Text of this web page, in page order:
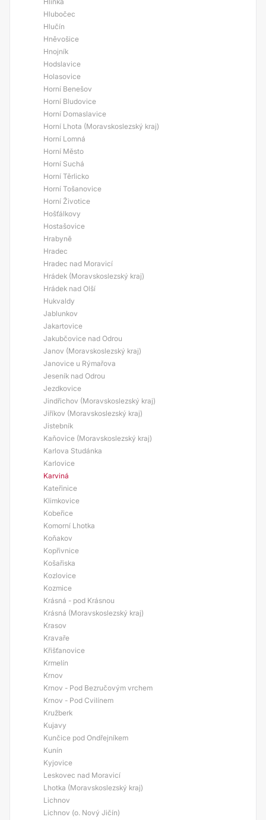
Hlubočec
Hlučín
Hněvošice
Hnojník
Hodslavice
Holasovice
Horní Benešov
Horní Bludovice
Horní Domaslavice
Horní Lhota (Moravskoslezský kraj)
Horní Lomná
Horní Město
Horní Suchá
Horní Těrlicko
Horní Tošanovice
Horní Životice
Hošťálkovy
Hostašovice
Hrabyně
Hradec
Hradec nad Moravicí
Hrádek (Moravskoslezský kraj)
Hrádek nad Olší
Hukvaldy
Jablunkov
Jakartovice
Jakubčovice nad Odrou
Janov (Moravskoslezský kraj)
Janovice u Rýmařova
Jeseník nad Odrou
Jezdkovice
Jindřichov (Moravskoslezský kraj)
Jiříkov (Moravskoslezský kraj)
Jistebník
Kaňovice (Moravskoslezský kraj)
Karlova Studánka
Karlovice
Karviná
Kateřinice
Klimkovice
Kobeřice
Komorní Lhotka
Koňakov
Kopřivnice
Košařiska
Kozlovice
Kozmice
Krásná - pod Krásnou
Krásná (Moravskoslezský kraj)
Krasov
Kravaře
Křišťanovice
Krmelín
Krnov
Krnov - Pod Bezručovým vrchem
Krnov - Pod Cvilínem
Kružberk
Kujavy
Kunčice pod Ondřejníkem
Kunín
Kyjovice
Leskovec nad Moravicí
Lhotka (Moravskoslezský kraj)
Lichnov
Lichnov (o. Nový Jičín)